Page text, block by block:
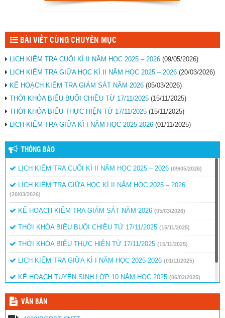
BÀI VIẾT CÙNG CHUYÊN MỤC
LỊCH KIỂM TRA CUỐI KÌ II NĂM HỌC 2025 – 2026 (09/05/2026)
LỊCH KIỂM TRA GIỮA HỌC KÌ II NĂM HỌC 2025 – 2026 (20/03/2026)
KẾ HOẠCH KIỂM TRA GIÁM SÁT NĂM 2026 (05/03/2026)
THỜI KHÓA BIỂU BUỔI CHIỀU TỪ 17/11/2025 (15/11/2025)
THỜI KHÓA BIỂU THỰC HIỆN TỪ 17/11/2025 (15/11/2025)
LICH KIỂM TRA GIỮA KÌ I NĂM HỌC 2025-2026 (01/11/2025)
THÔNG BÁO
LỊCH KIỂM TRA CUỐI KÌ II NĂM HỌC 2025 – 2026 (09/05/2026)
LỊCH KIỂM TRA GIỮA HỌC KÌ II NĂM HỌC 2025 – 2026
(20/03/2026)
KẾ HOẠCH KIỂM TRA GIÁM SÁT NĂM 2026 (05/03/2026)
THỜI KHÓA BIỂU BUỔI CHIỀU TỪ 17/11/2025 (15/11/2025)
THỜI KHÓA BIỂU THỰC HIỆN TỪ 17/11/2025 (15/11/2025)
LICH KIỂM TRA GIỮA KÌ I NĂM HỌC 2025-2026 (01/11/2025)
KẾ HOẠCH TUYỂN SINH LỚP 10 NĂM HỌC 2025 (06/02/2025)
QUYẾT ĐỊNH BỎ SUNG KINH PHÍ KHEN THƯỞNG (15/01/2025)
VĂN BẢN